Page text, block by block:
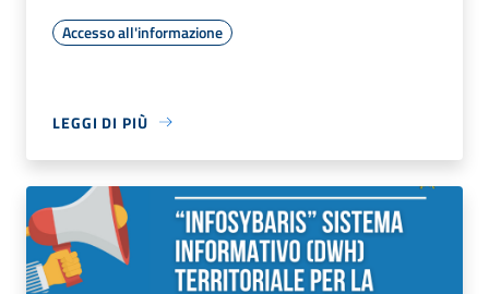
Accesso all'informazione
LEGGI DI PIÙ